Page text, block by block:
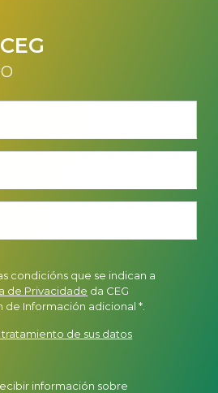
condicións que se indican a
de Privacidade da CEG
Información adicional *.
de sus datos
información sobre